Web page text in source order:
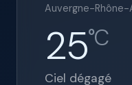
Auvergne-Rhône-
25°C
Ciel dégagé